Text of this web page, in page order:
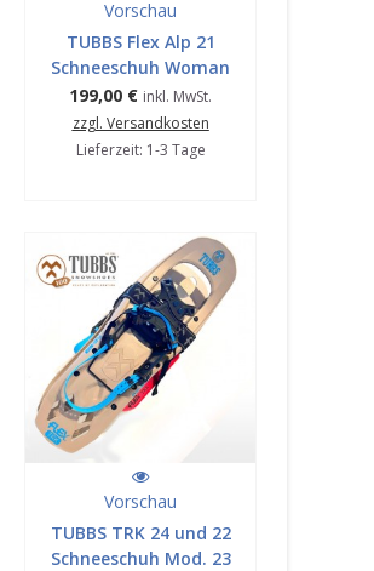
Vorschau
TUBBS Flex Alp 21
Schneeschuh Woman
199,00 € inkl. MwSt.
zzgl. Versandkosten
Lieferzeit: 1-3 Tage
Vorschau
TUBBS TRK 24 und 22
Schneeschuh Mod. 23